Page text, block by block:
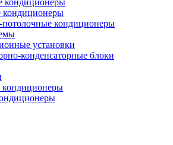
кондиционеры
кондиционеры
установки
конденсаторные блоки